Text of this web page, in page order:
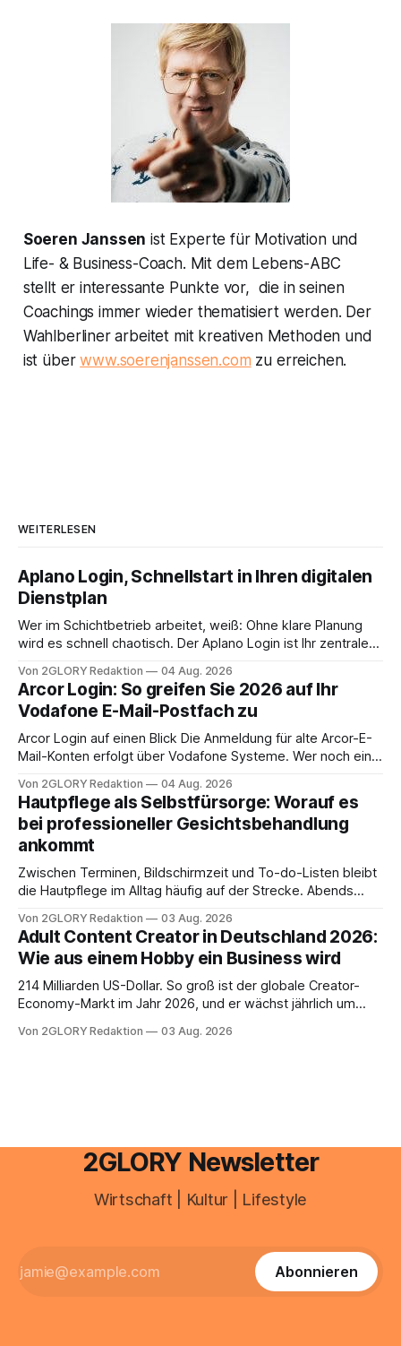
Soeren Janssen ist Experte für Motivation und
Life- & Business-Coach. Mit dem Lebens-ABC
stellt er interessante Punkte vor, die in seinen
Coachings immer wieder thematisiert werden. Der
Wahlberliner arbeitet mit kreativen Methoden und
ist überwww.soerenjanssen.com zu erreichen.
WEITERLESEN
Aplano Login, Schnellstart in Ihren digitalen
Dienstplan
Wer im Schichtbetrieb arbeitet, weiß: Ohne klare Planung
wird es schnell chaotisch. Der Aplano Login ist Ihr zentraler
abwesenheiten und die gesamte kommunikation rund um
Ihr personal digital zu organisieren. In diesem Leitfaden
erfahren Sie alles, was Sie für einen reibungslosen Einstieg
brauchen, von der Registrierung
Von 2GLORY Redaktion 04 Aug. 2026
Arcor Login: So greifen Sie 2026 auf Ihr
Vodafone E-Mail-Postfach zu
Arcor Login auf einen Blick Die Anmeldung für alte Arcor-E-
Mail-Konten erfolgt über Vodafone Systeme. Wer noch eine
besitzt, loggt sich heute über das Vodafone E-Mail & Cloud
Portal ein. Der klassische Arcor Login über mail.
Von 2GLORY Redaktion 04 Aug. 2026
Hautpflege als Selbstfürsorge: Worauf es
bei professioneller Gesichtsbehandlung
ankommt
Zwischen Terminen, Bildschirmzeit und To-do-Listen bleibt
die Hautpflege im Alltag häufig auf der Strecke. Abends
Drogerie – mehr ist zeitlich oft nicht drin. Dabei reagiert die
Haut empfindlich auf Stress, Schlafmangel und
Umwelteinflüsse: Sie wirkt müde, spannt oder neigt zu
Unreinheiten. Professionelle
Von 2GLORY Redaktion 03 Aug. 2026
Adult Content Creator in Deutschland 2026:
Wie aus einem Hobby ein Business wird
214 Milliarden US-Dollar. So groß ist der globale Creator-
Economy-Markt im Jahr 2026, und er wächst jährlich um
ist längst ein ernstzunehmender Wirtschaftszweig. Weltweit
Von 2GLORY Redaktion 03 Aug. 2026
2GLORY Newsletter
Wirtschaft | Kultur | Lifestyle
Abonnieren